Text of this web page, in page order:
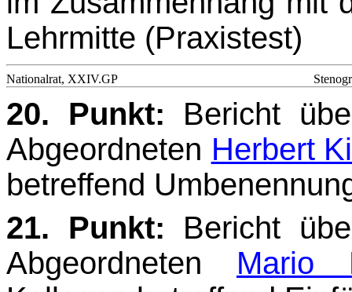
Lehrmitte (Praxistest)
Nationalrat, XXIV.GP
20. Punkt: Bericht
Abgeordneten Herbert
betreffend
21. Punkt: Bericht
Abgeordneten Mario